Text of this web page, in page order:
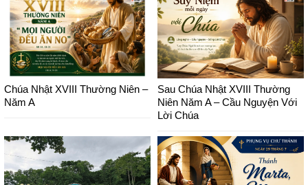
Chúa Nhật XVIII Thường Niên –
Năm A
Sau Chúa Nhật XVIII Thường
Niên Năm A – Cầu Nguyện Với
Lời Chúa